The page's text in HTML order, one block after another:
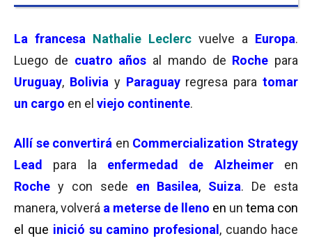
La francesa Nathalie Leclerc vuelve a Europa.
Luego de cuatro años al mando de Roche para
Uruguay, Bolivia y Paraguay regresa paratomar
un cargo en el viejo continente.
Allí se convertirá en Commercialization Strategy
Lead
para la enfermedad de Alzheimeren
Roche y con sede en Basilea, Suiza. De esta
manera, volverá a meterse de lleno en un tema con
el que inició su camino profesional , cuando hace